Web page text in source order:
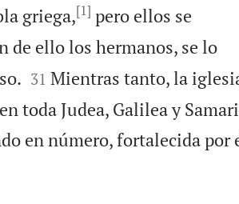
griega,[1] pero ellos se
de ello los hermanos, se lo

31 Mientras tanto, la
toda Judea, Galilea y
en número, fortalecida por